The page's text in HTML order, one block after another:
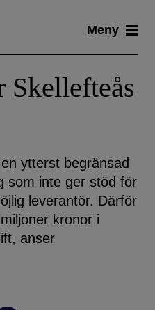
Meny
Skellefteås
ytterst begränsad
som inte ger stöd för
leverantör. Därför
kronor i
anser